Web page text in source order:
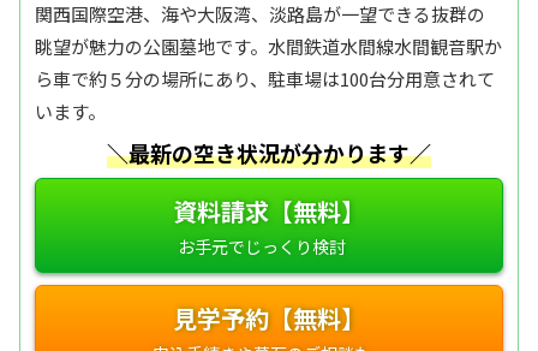
関西国際空港、海や大阪湾、淡路島が一望できる抜群の
眺望が魅力の公園墓地です。水間鉄道水間線水間観音駅か
ら車で約５分の場所にあり、駐車場は100台分用意されて
います。
＼最新の空き状況が分かります／
資料請求【無料】
見学予約【無料】